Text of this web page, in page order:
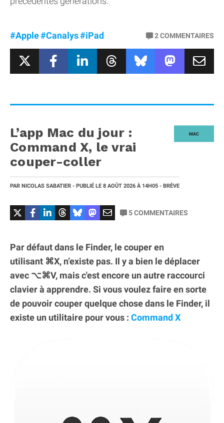
#Apple#Canalys#iPad 2COMMENTAIRES
MAC
L’app Mac du jour :
Command X, le vrai
couper-coller
PAR NICOLAS SABATIER - PUBLIÉ LE 8 AOÛT 2026 À 14H05 - BRÈVE
5COMMENTAIRES
Par défaut dans le Finder, le couper en
utilisant ⌘X, n’existe pas. Il y a bien le déplacer
avec ⌥⌘V, mais c'est encore un autre raccourci
clavier à apprendre. Si vous voulez faire en sorte
de pouvoir couper quelque chose dans le Finder, il
existe un utilitaire pour vous : Command X